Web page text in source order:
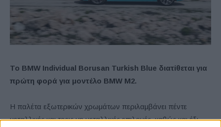
Το BMW Individual Borusan Turkish Blue διατίθεται για
πρώτη φορά για μοντέλο BMW M2.
Η παλέτα εξωτερικών χρωμάτων περιλαμβάνει πέντε
μεταλλικές και τρεις μη μεταλλικές επιλογές, καθώς και έξι